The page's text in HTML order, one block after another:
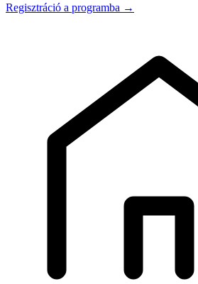
Regisztráció a programba →